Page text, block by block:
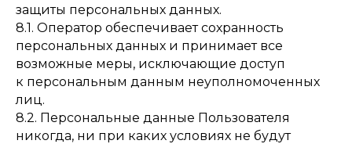
защиты персональных данных.
8.1. Оператор обеспечивает сохранность
персональных данных и принимает все
возможные меры, исключающие доступ
к персональным данным неуполномоченных
лиц.
8.2. Персональные данные Пользователя
никогда, ни при каких условиях не будут
Политика конфиденциальности
© 2026 ГБУЗ ЛО «Сертоловская ГБ»
Карта сайта
Источники
sert.cgb@mail.ru